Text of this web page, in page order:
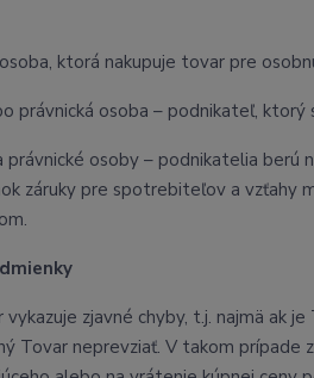
ktorá nakupuje tovar pre
právnická osoba – podnikateľ,
právnické osoby – podnikatelia berú
záruky pre spotrebiteľov a vzťahy
vykazuje zjavné chyby, t.j. najmä ak
Tovar neprevziať. V takom prípade